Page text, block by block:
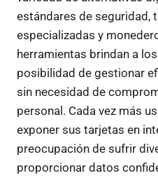
estándares de seguridad,
especializadas y
herramientas brindan a
posibilidad de gestionar
sin necesidad de
personal. Cada vez más
exponer sus tarjetas en
preocupación de sufrir
proporcionar datos